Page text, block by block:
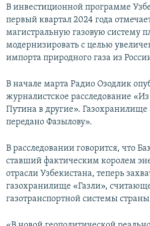
В инвестиционной программе
первый квартал 2024 года
магистральную газовую систему
модернизировать с целью
импорта природного газа из
В начале марта Радио Озодлик
журналистское расследование
Путина в другие». Газохранилище
передано Фазылову».
В расследовании говорится, что
ставший фактическим королем
отрасли Узбекистана, теперь
газохранилище «Газли»,
газотранспортной системы